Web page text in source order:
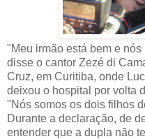
"Meu irmão está bem e
disse o cantor Zezé di
Cruz, em Curitiba, onde
deixou o hospital por volta
"Nós somos os dois filhos
Durante a declaração, de
entender que a dupla não